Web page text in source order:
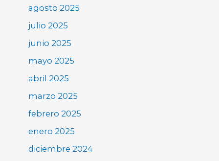
agosto 2025
julio 2025
junio 2025
mayo 2025
abril 2025
marzo 2025
febrero 2025
enero 2025
diciembre 2024